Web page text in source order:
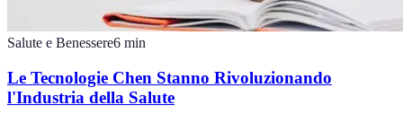
Salute e Benessere6 min
Le Tecnologie Chen Stanno Rivoluzionando
l'Industria della Salute